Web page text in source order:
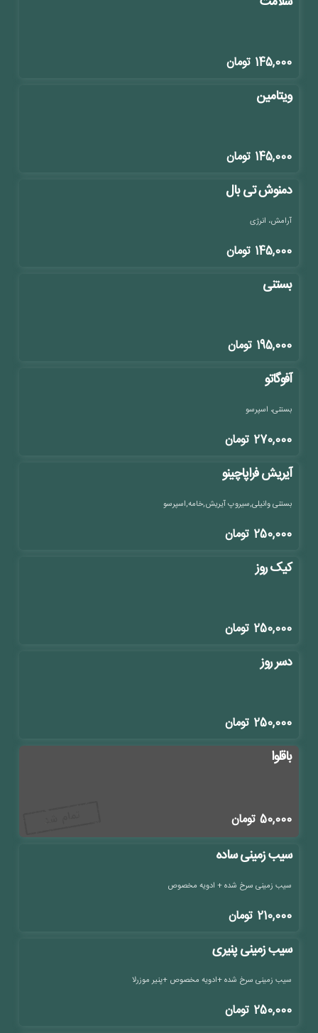
145,000 تومان
ویتامین
145,000 تومان
دمنوش تی بال
آرامش، انرژی
145,000 تومان
بستنی
195,000 تومان
آفوگاتو
بستنی، اسپرسو
270,000 تومان
آیریش فراپاچینو
بستنی وانیلی,سیروپ آیریش,خامه,اسپرسو
250,000 تومان
کیک روز
250,000 تومان
دسر روز
250,000 تومان
باقلوا
50,000 تومان
سیب زمینی ساده
سیب زمینی سرخ شده + ادویه مخصوص
210,000 تومان
سیب زمینی پنیری
سیب زمینی سرخ شده +ادویه مخصوص +پنیر موزرلا
250,000 تومان